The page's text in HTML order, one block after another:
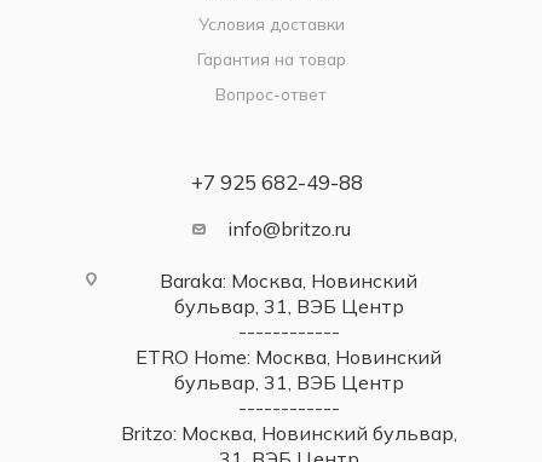
Условия доставки
Гарантия на товар
Вопрос-ответ
+7 925 682-49-88
info@britzo.ru
Baraka: Москва, Новинский
бульвар, 31, ВЭБ Центр
------------
ETRO Home: Москва, Новинский
бульвар, 31, ВЭБ Центр
------------
Britzo: Москва, Новинский бульвар,